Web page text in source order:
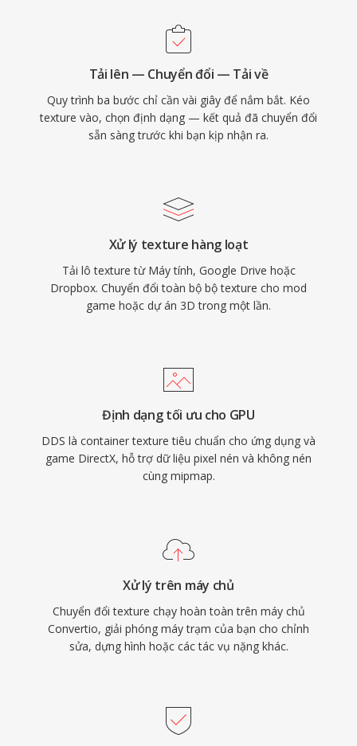
Tải lên — Chuyển đổi — Tải về
Quy trình ba bước chỉ cần vài giây để nắm bắt. Kéo
texture vào, chọn định dạng — kết quả đã chuyển đổi
sẵn sàng trước khi bạn kịp nhận ra.
Xử lý texture hàng loạt
Tải lô texture từ Máy tính, Google Drive hoặc
Dropbox. Chuyển đổi toàn bộ bộ texture cho mod
game hoặc dự án 3D trong một lần.
Định dạng tối ưu cho GPU
DDS là container texture tiêu chuẩn cho ứng dụng và
game DirectX, hỗ trợ dữ liệu pixel nén và không nén
cùng mipmap.
Xử lý trên máy chủ
Chuyển đổi texture chạy hoàn toàn trên máy chủ
Convertio, giải phóng máy trạm của bạn cho chỉnh
sửa, dựng hình hoặc các tác vụ nặng khác.